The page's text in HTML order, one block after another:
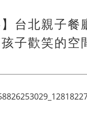
】台北親子
子歡笑的空